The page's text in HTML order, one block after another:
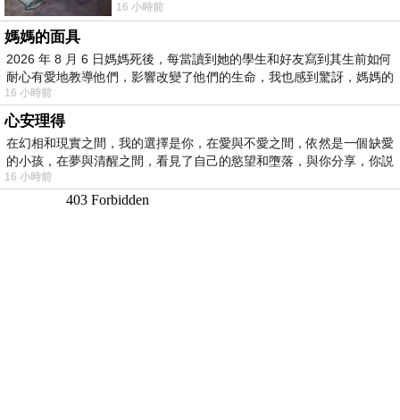
景影射西藏境外流亡 地下組織
16 小時前
媽媽的面具
2026 年 8 月 6 日媽媽死後，每當讀到她的學生和好友寫到其生前如何
耐心有愛地教導他們，影響改變了他們的生命，我也感到驚訝，媽媽的
16 小時前
心安理得
在幻相和現實之間，我的選擇是你，在愛與不愛之間，依然是一個缺愛
的小孩，在夢與清醒之間，看見了自己的慾望和墮落，與你分享，你説
16 小時前